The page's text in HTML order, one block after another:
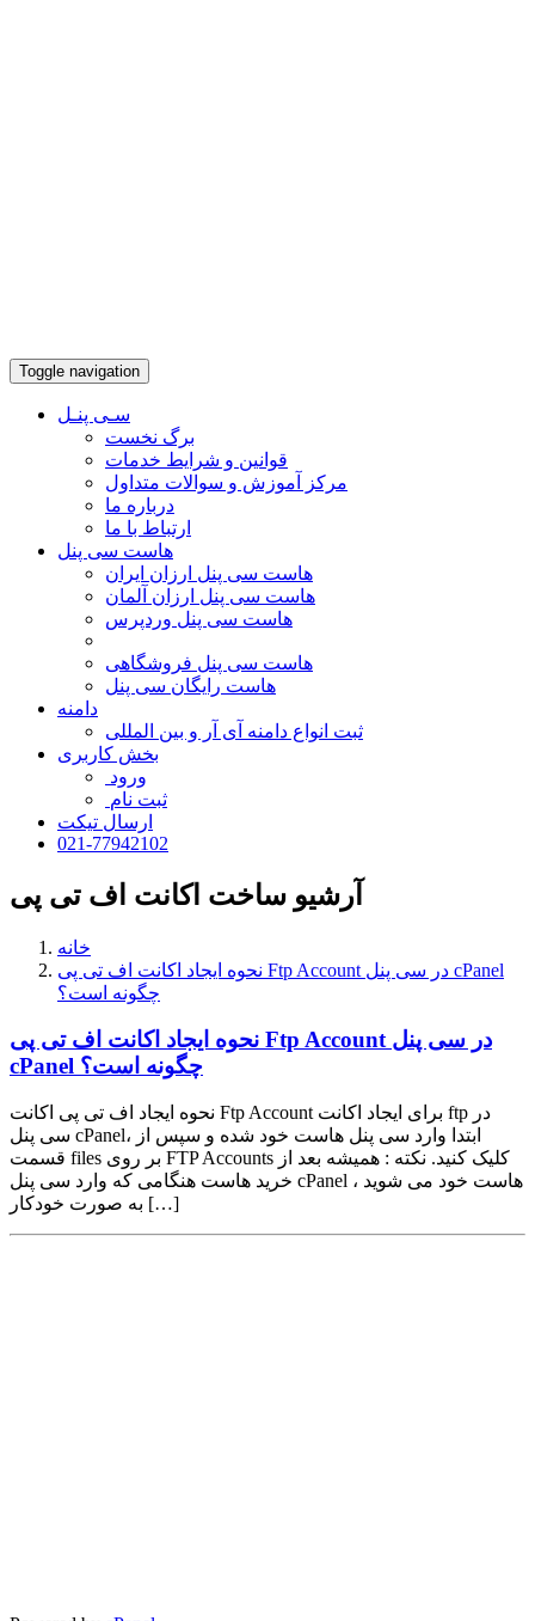
Toggle navigation
سـی پنـل
برگ نخست
قوانین و شرایط خدمات
مرکز آموزش و سوالات متداول
درباره ما
ارتباط با ما
هاست سی پنل
هاست سی پنل ارزان ایران
هاست سی پنل ارزان آلمان
هاست سی پنل وردپرس
هاست سی پنل فروشگاهی
هاست رایگان سی پنل
دامنه
ثبت انواع دامنه آی آر و بین المللی
بخش کاربری
ورود
ثبت نام
ارسال تیکت
021-77942102
آرشیو ساخت اکانت اف تی پی
خانه
نحوه ایجاد اکانت اف تی پی Ftp Account در سی پنل cPanel
چگونه است؟
نحوه ایجاد اکانت اف تی پی Ftp Account در سی پنل
cPanel چگونه است؟
نحوه ایجاد اف تی پی اکانت Ftp Account برای ایجاد اکانت ftp در
سی پنل cPanel، ابتدا وارد سی پنل هاست خود شده و سپس از
قسمت files بر روی FTP Accounts کلیک کنید. نکته : همیشه بعد از
خرید هاست هنگامی که وارد سی پنل cPanel هاست خود می شوید ،
به صورت خودکار […]